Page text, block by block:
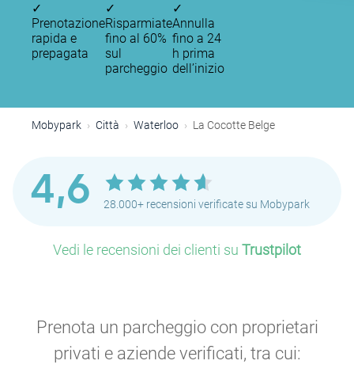
✓
Prenotazione
rapida e
prepagata
✓
Risparmiate
fino al 60%
sul
parcheggio
✓
Annulla
fino a 24
h prima
dell’inizio
Mobypark Città Waterloo La Cocotte Belge
4,6 28.000+ recensioni verificate su Mobypark
Vedi le recensioni dei clienti su Trustpilot
Prenota un parcheggio con proprietari
privati e aziende verificati, tra cui: